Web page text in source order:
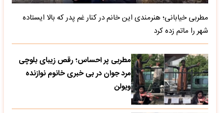
مطربی خیابانی؛ هنرمندی این خانم در کنار غم پدر که بالا ایستاده
شهر را ماتم زده کرد
مطربی پر احساس؛ رقص زیبای بلوچی
مرد جوان در بی خبری خانوم نوازنده
ویولن